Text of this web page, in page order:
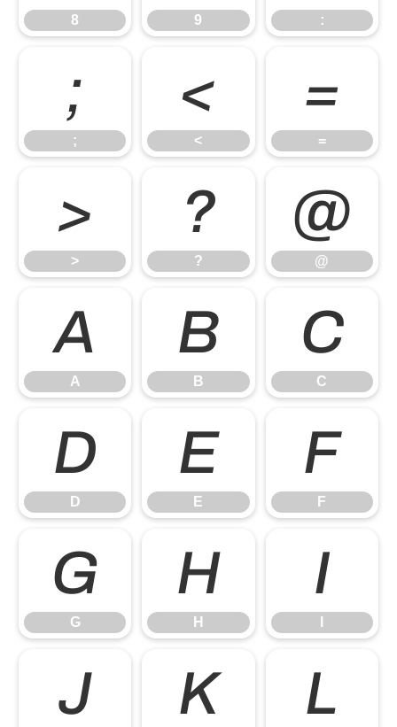
8 9 :
;
;
<
<
=
=
>
>
?
?
@
@
A
A
B
B
C
C
D
D
E
E
F
F
G
G
H
H
I
J K L